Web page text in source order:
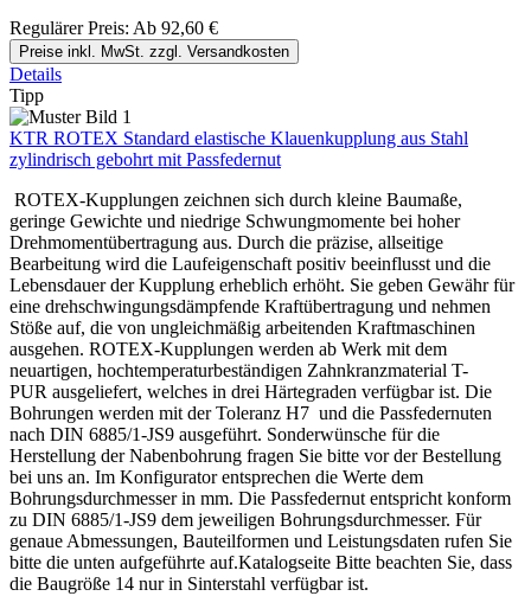
Regulärer Preis: Ab 92,60 €
Preise inkl. MwSt. zzgl. Versandkosten
Details
Tipp
KTR ROTEX Standard elastische Klauenkupplung aus Stahl
zylindrisch gebohrt mit Passfedernut
ROTEX-Kupplungen zeichnen sich durch kleine Baumaße,
geringe Gewichte und niedrige Schwungmomente bei hoher
Drehmomentübertragung aus. Durch die präzise, allseitige
Bearbeitung wird die Laufeigenschaft positiv beeinflusst und die
Lebensdauer der Kupplung erheblich erhöht. Sie geben Gewähr für
eine drehschwingungsdämpfende Kraftübertragung und nehmen
Stöße auf, die von ungleichmäßig arbeitenden Kraftmaschinen
ausgehen. ROTEX-Kupplungen werden ab Werk mit dem
neuartigen, hochtemperaturbeständigen Zahnkranzmaterial T-
PUR ausgeliefert, welches in drei Härtegraden verfügbar ist. Die
Bohrungen werden mit der Toleranz H7 und die Passfedernuten
nach DIN 6885/1-JS9 ausgeführt. Sonderwünsche für die
Herstellung der Nabenbohrung fragen Sie bitte vor der Bestellung
bei uns an. Im Konfigurator entsprechen die Werte dem
Bohrungsdurchmesser in mm. Die Passfedernut entspricht konform
zu DIN 6885/1-JS9 dem jeweiligen Bohrungsdurchmesser. Für
genaue Abmessungen, Bauteilformen und Leistungsdaten rufen Sie
bitte die unten aufgeführte auf.Katalogseite Bitte beachten Sie, dass
die Baugröße 14 nur in Sinterstahl verfügbar ist.